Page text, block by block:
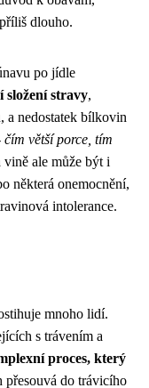
dlouho.
po jídle
složení stravy,
a nedostatek bílkovin
větší porce, tím
vině ale může být i
některá onemocnění,
intolerance.
mnoho lidí.
s trávením a
proces, který
přesouvá do trávicího